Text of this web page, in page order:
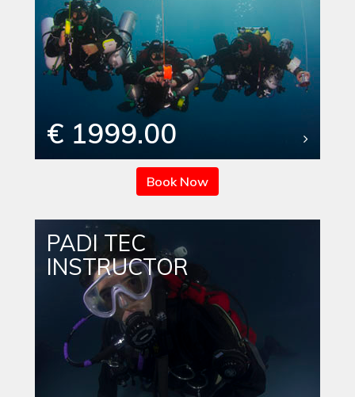
€ 1999.00
Book Now
PADI TEC
INSTRUCTOR